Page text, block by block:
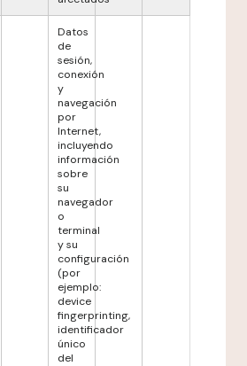
Datos
de
sesión,
conexión
y
navegación
por
Internet,
incluyendo
información
sobre
su
navegador
o
terminal
y su
configuración
(por
ejemplo:
device
fingerprinting,
identificador
único
del